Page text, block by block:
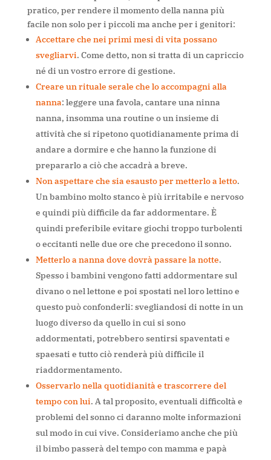
pratico, per rendere il momento della nanna più
facile non solo per i piccoli ma anche per i genitori:
Accettare che nei primi mesi di vita possano
svegliarvi. Come detto, non si tratta di un capriccio
né di un vostro errore di gestione.
Creare un rituale serale che lo accompagni alla
nanna: leggere una favola, cantare una ninna
nanna, insomma una routine o un insieme di
attività che si ripetono quotidianamente prima di
andare a dormire e che hanno la funzione di
prepararlo a ciò che accadrà a breve.
Non aspettare che sia esausto per metterlo a letto.
Un bambino molto stanco è più irritabile e nervoso
e quindi più difficile da far addormentare. È
quindi preferibile evitare giochi troppo turbolenti
o eccitanti nelle due ore che precedono il sonno.
Metterlo a nanna dove dovrà passare la notte.
Spesso i bambini vengono fatti addormentare sul
divano o nel lettone e poi spostati nel loro lettino e
questo può confonderli: svegliandosi di notte in un
luogo diverso da quello in cui si sono
addormentati, potrebbero sentirsi spaventati e
spaesati e tutto ciò renderà più difficile il
riaddormentamento.
Osservarlo nella quotidianità e trascorrere del
tempo con lui. A tal proposito, eventuali difficoltà e
problemi del sonno ci daranno molte informazioni
sul modo in cui vive. Consideriamo anche che più
il bimbo passerà del tempo con mamma e papà